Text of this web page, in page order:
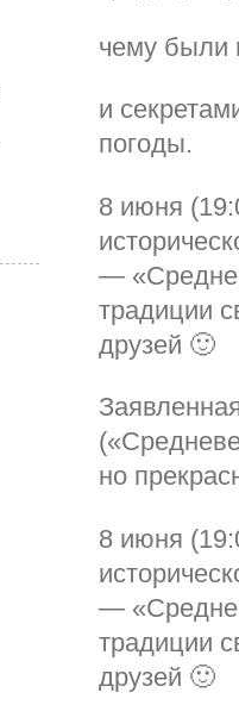
чему были
и
погоды.
8 июня
—
традиции
друзей 🙂
но
8 июня
—
традиции
друзей 🙂